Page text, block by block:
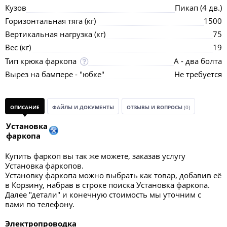
Кузов
Пикап (4 дв.)
Горизонтальная тяга (кг)
1500
Вертикальная нагрузка (кг)
75
Вес (кг)
19
Тип крюка фаркопа
А - два болта
Вырез на бампере - "юбке"
Не требуется
ОПИСАНИЕ ФАЙЛЫ И ДОКУМЕНТЫ ОТЗЫВЫ И ВОПРОСЫ (0)
Установка
фаркопа
Купить фаркоп вы так же можете, заказав услугу
Установка фаркопов.
Установку фаркопа можно выбрать как товар, добавив её
в Корзину, набрав в строке поиска Установка фаркопа.
Далее "детали" и конечную стоимость мы уточним с
вами по телефону.
Электропроводка